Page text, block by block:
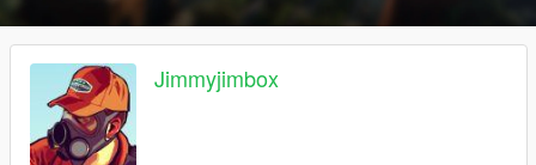
Jimmyjimbox